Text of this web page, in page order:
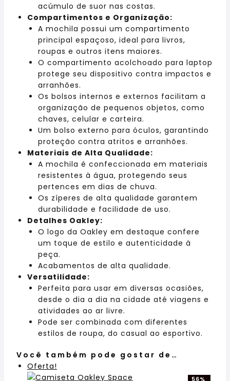
acúmulo de suor nas costas.
Compartimentos e Organização:
A mochila possui um compartimento
principal espaçoso, ideal para livros,
roupas e outros itens maiores.
O compartimento acolchoado para laptop
protege seu dispositivo contra impactos e
arranhões.
Os bolsos internos e externos facilitam a
organização de pequenos objetos, como
chaves, celular e carteira.
Um bolso externo para óculos, garantindo
proteção contra atritos e arranhões.
Materiais de Alta Qualidade:
A mochila é confeccionada em materiais
resistentes à água, protegendo seus
pertences em dias de chuva.
Os zíperes de alta qualidade garantem
durabilidade e facilidade de uso.
Detalhes Oakley:
O logo da Oakley em destaque confere
um toque de estilo e autenticidade à
peça.
Acabamentos de alta qualidade.
Versatilidade:
Perfeita para usar em diversas ocasiões,
desde o dia a dia na cidade até viagens e
atividades ao ar livre.
Pode ser combinada com diferentes
estilos de roupa, do casual ao esportivo.
Você também pode gostar de…
Oferta!
56%